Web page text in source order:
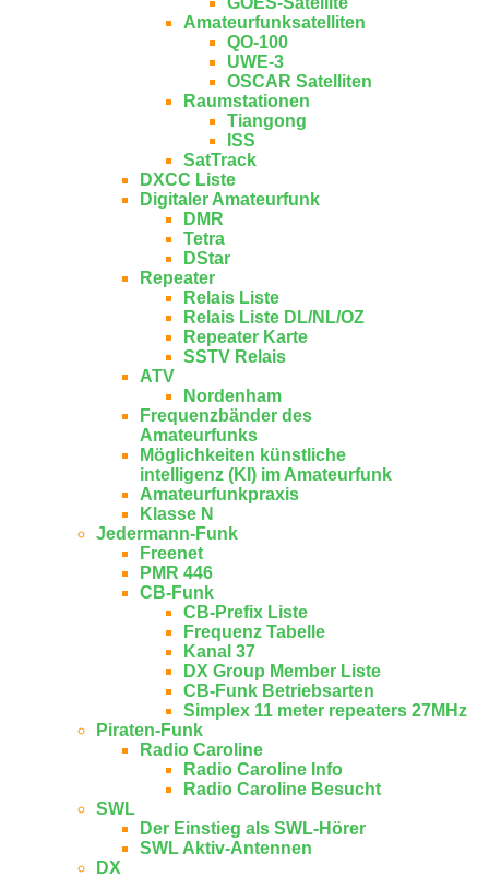
Amateurfunksatelliten
QO-100
UWE-3
OSCAR Satelliten
Raumstationen
Tiangong
ISS
SatTrack
DXCC Liste
Digitaler Amateurfunk
DMR
Tetra
DStar
Repeater
Relais Liste
Relais Liste DL/NL/OZ
Repeater Karte
SSTV Relais
ATV
Nordenham
Frequenzbänder des
Amateurfunks
Möglichkeiten künstliche
intelligenz (KI) im Amateurfunk
Amateurfunkpraxis
Klasse N
Jedermann-Funk
Freenet
PMR 446
CB-Funk
CB-Prefix Liste
Frequenz Tabelle
Kanal 37
DX Group Member Liste
CB-Funk Betriebsarten
Simplex 11 meter repeaters 27MHz
Piraten-Funk
Radio Caroline
Radio Caroline Info
Radio Caroline Besucht
SWL
Der Einstieg als SWL-Hörer
SWL Aktiv-Antennen
DX